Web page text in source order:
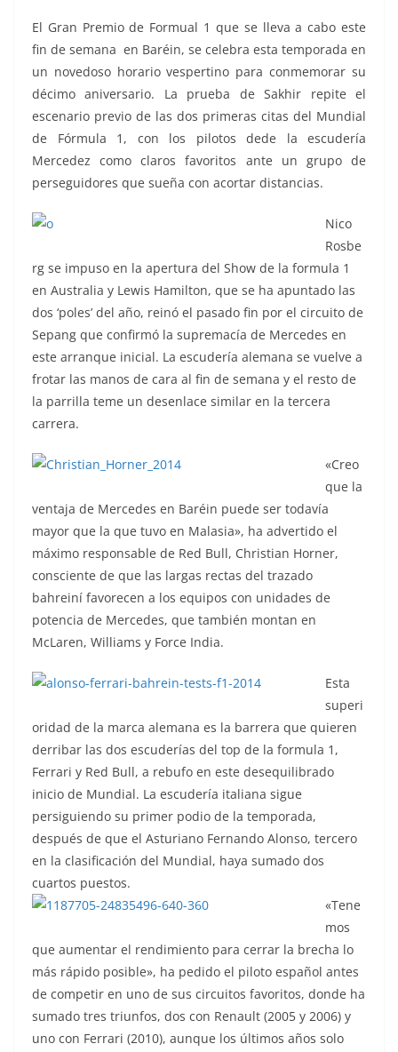
El Gran Premio de Formual 1 que se lleva a cabo este
fin de semana en Baréin, se celebra esta temporada en
un novedoso horario vespertino para conmemorar su
décimo aniversario. La prueba de Sakhir repite el
escenario previo de las dos primeras citas del Mundial
de Fórmula 1, con los pilotos dede la escudería
Mercedez como claros favoritos ante un grupo de
perseguidores que sueña con acortar distancias.
Nico
Rosbe
rg se impuso en la apertura del Show de la formula 1
en Australia y Lewis Hamilton, que se ha apuntado las
dos ‘poles’ del año, reinó el pasado fin por el circuito de
Sepang que confirmó la supremacía de Mercedes en
este arranque inicial. La escudería alemana se vuelve a
frotar las manos de cara al fin de semana y el resto de
la parrilla teme un desenlace similar en la tercera
carrera.
«Creo
que la
ventaja de Mercedes en Baréin puede ser todavía
mayor que la que tuvo en Malasia», ha advertido el
máximo responsable de Red Bull, Christian Horner,
consciente de que las largas rectas del trazado
bahreiní favorecen a los equipos con unidades de
potencia de Mercedes, que también montan en
McLaren, Williams y Force India.
Esta
superi
oridad de la marca alemana es la barrera que quieren
derribar las dos escuderías del top de la formula 1,
Ferrari y Red Bull, a rebufo en este desequilibrado
inicio de Mundial. La escudería italiana sigue
persiguiendo su primer podio de la temporada,
después de que el Asturiano Fernando Alonso, tercero
en la clasificación del Mundial, haya sumado dos
cuartos puestos.
«Tene
mos
que aumentar el rendimiento para cerrar la brecha lo
más rápido posible», ha pedido el piloto español antes
de competir en uno de sus circuitos favoritos, donde ha
sumado tres triunfos, dos con Renault (2005 y 2006) y
uno con Ferrari (2010), aunque los últimos años solo